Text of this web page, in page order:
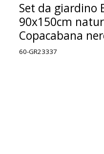
Set da giardino
90x150cm
Copacabana
60-GR23337